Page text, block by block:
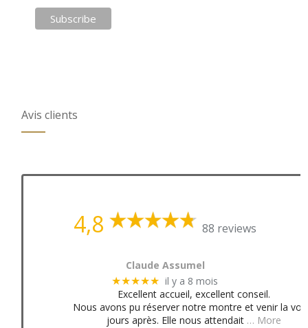
Avis clients
4,8 88 reviews
Claude Assumel
★★★★★ il y a 8 mois
Excellent accueil, excellent conseil.
Nous avons pu réserver notre montre et venir la
jours après. Elle nous attendait … More